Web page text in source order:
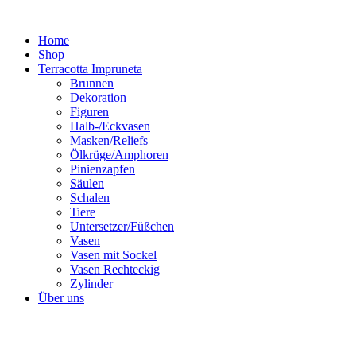
springenHome
Shop
Terracotta Impruneta
Brunnen
Dekoration
Figuren
Halb-/Eckvasen
Masken/Reliefs
Ölkrüge/Amphoren
Pinienzapfen
Säulen
Schalen
Tiere
Untersetzer/Füßchen
Vasen
Vasen mit Sockel
Vasen Rechteckig
Zylinder
Über uns